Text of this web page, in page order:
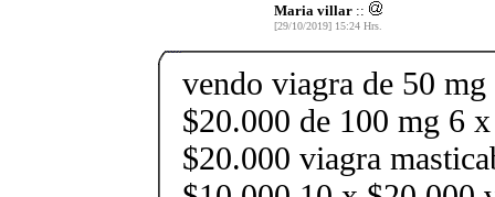
Maria villar::
[29/10/2019] 15:24 Hrs.
vendo viagra de 50
$20.000 de 100 mg 6
$20.000 viagra